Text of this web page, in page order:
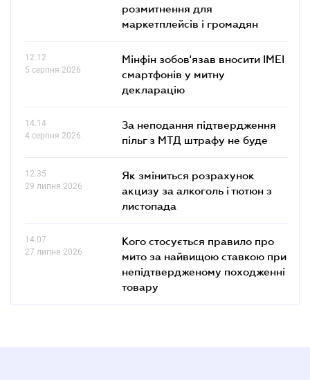
розмитнення для
маркетплейсів і громадян
12.12
5 серпня 2026
Мінфін зобов'язав вносити IMEI
смартфонів у митну
декларацію
14.14
4 серпня 2026
За неподання підтвердження
пільг з МТД штрафу не буде
12.35
29 липня 2026
Як зміниться розрахунок
акцизу за алкоголь і тютюн з
листопада
14.07
27 липня 2026
Кого стосується правило про
мито за найвищою ставкою при
непідтвердженому походженні
товару